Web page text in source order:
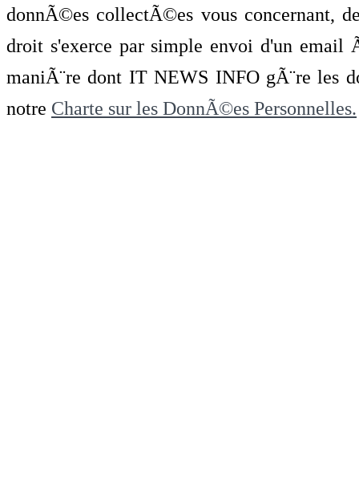
donnÃ©es collectÃ©es vous concernant,
droit s'exerce par simple envoi d'un
maniÃ¨re dont IT NEWS INFO gÃ¨re les
notre Charte sur les DonnÃ©es Personnelles.